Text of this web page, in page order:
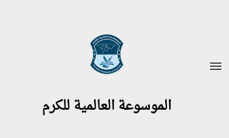
الموسوعة العالمية للكرم